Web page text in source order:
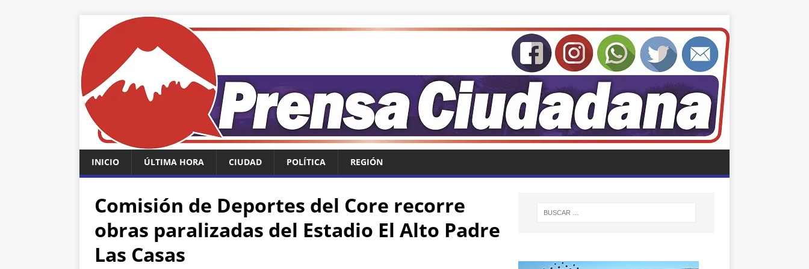
INICIO ÚLTIMA HORA CIUDAD POLÍTICA REGIÓN
Comisión de Deportes del Core recorre
obras paralizadas del Estadio El Alto Padre
Las Casas